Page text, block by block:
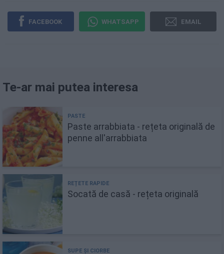
FACEBOOK WHATSAPP EMAIL
Te-ar mai putea interesa
Paste arrabbiata - rețeta originală de
penne all'arrabbiata
Socată de casă - rețeta originală